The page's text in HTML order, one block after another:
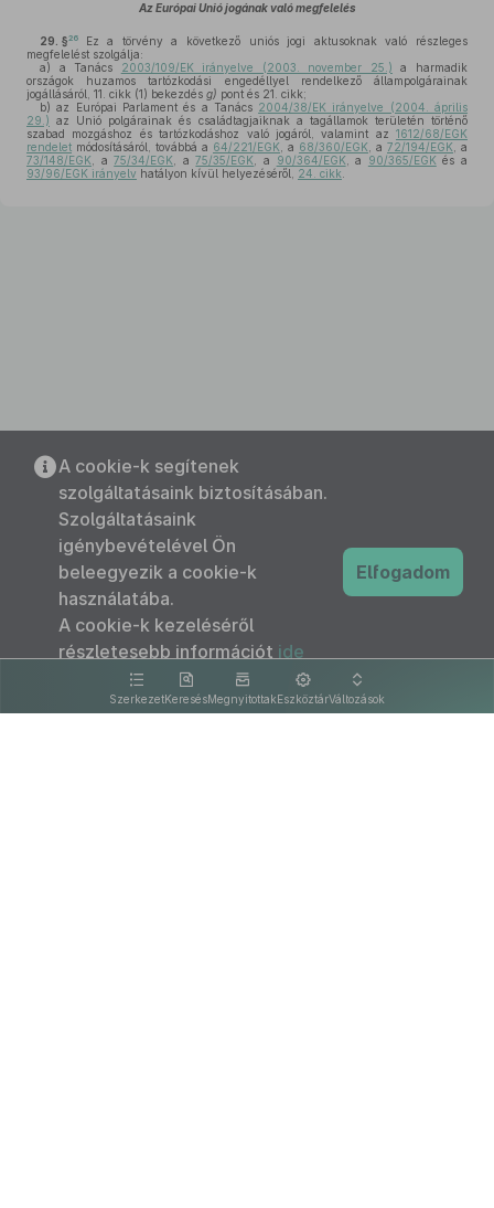
Az Európai Unió jogának való megfelelés
29. §26
Ez a törvény a következő uniós jogi aktusoknak való részleges
megfelelést szolgálja:
a) a Tanács 2003/109/EK irányelve (2003. november 25.) a harmadik
országok huzamos tartózkodási engedéllyel rendelkező állampolgárainak
jogállásáról, 11. cikk (1) bekezdés g) pont és 21. cikk;
b) az Európai Parlament és a Tanács 2004/38/EK irányelve (2004. április
29.) az Unió polgárainak és családtagjaiknak a tagállamok területén történő
szabad mozgáshoz és tartózkodáshoz való jogáról, valamint az 1612/68/EGK
rendelet módosításáról, továbbá a 64/221/EGK , a 68/360/EGK , a 72/194/EGK , a
73/148/EGK , a75/34/EGK , a75/35/EGK , a 90/364/EGK , a 90/365/EGK és a
93/96/EGK irányelv hatályon kívül helyezéséről, 24. cikk
SzerkezetKeresésMegnyitottakEszköztárVáltozások
A cookie-k segítenek
szolgáltatásaink biztosításában.
Szolgáltatásaink
igénybevételével Ön
beleegyezik a cookie-k
használatába.
A cookie-k kezeléséről
részletesebb információt ide
kattintva olvashat.
Elfogadom